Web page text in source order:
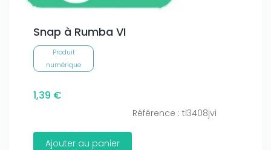
Snap à Rumba VI
Produit
numérique
1,39 €
Référence : tl3408jvi
Ajouter au panier